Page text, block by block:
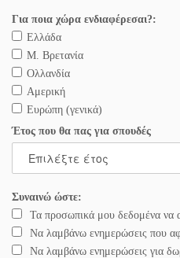
Για ποια χώρα ενδιαφέρεσαι?:
Ελλάδα
Μ. Βρετανία
Ολλανδία
Αμερική
Ευρώπη (γενικά)
Έτος που θα πας για σπουδές
Συναινώ ώστε:
Τα προσωπικά μου δεδομένα να
Να λαμβάνω ενημερώσεις που
Να λαμβάνω ενημερώσεις για